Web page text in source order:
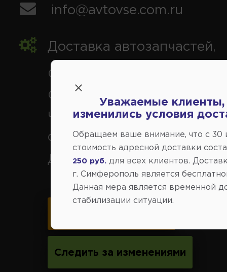
info@avtovse.com.ru
Доставка автозапчастей,
Симферополь и районы,
Севастополь, Ялта,
Черноморское, Саки,
Феодосия, Старый Крым,
Джанкой.
Следить за изменениями
Уважаемые клиенты,
изменились условия
Обращаем ваше внимание, что c 30
стоимость адресной доставки
250 руб. для всех клиентов.
г. Симферополь является
Данная мера является временной
стабилизации ситуации.